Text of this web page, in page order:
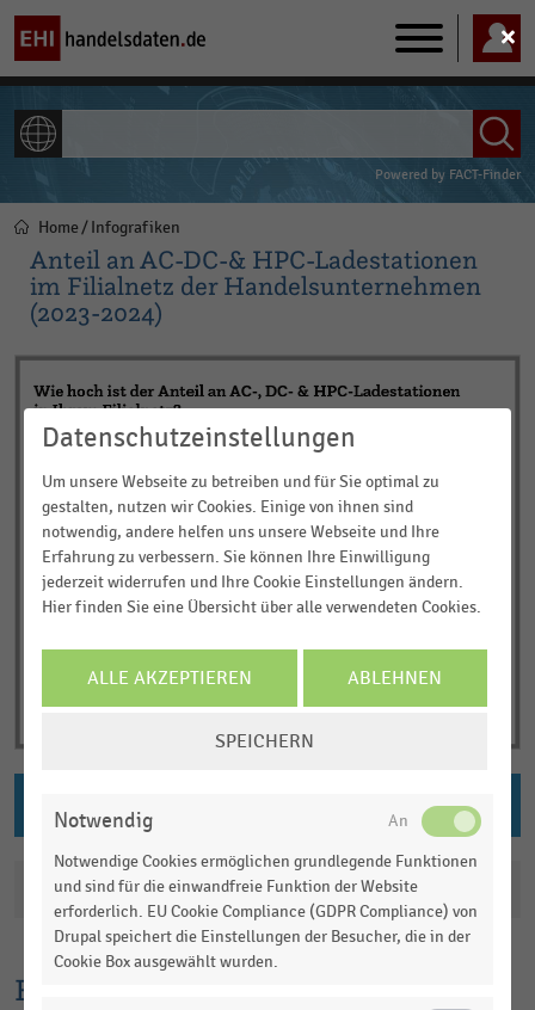
Main
navigation
Powered by FACT-Finder
Pfadnavigation
Home Infografiken
Anteil an AC-DC-& HPC-Ladestationen
im Filialnetz der Handelsunternehmen
(2023-2024)
Erklärtext
Katalogisierung
Datenschutzeinstellungen
Um unsere Webseite zu betreiben und für Sie optimal zu
gestalten, nutzen wir Cookies. Einige von ihnen sind
notwendig, andere helfen uns unsere Webseite und Ihre
Erfahrung zu verbessern. Sie können Ihre Einwilligung
jederzeit widerrufen und Ihre Cookie Einstellungen ändern.
Hier finden Sie eine Übersicht über alle verwendeten Cookies.
ALLE AKZEPTIEREN ABLEHNEN
SPEICHERN
Notwendig
Notwendige Cookies ermöglichen grundlegende Funktionen
und sind für die einwandfreie Funktion der Website
erforderlich. EU Cookie Compliance (GDPR Compliance) von
Drupal speichert die Einstellungen der Besucher, die in der
Cookie Box ausgewählt wurden.